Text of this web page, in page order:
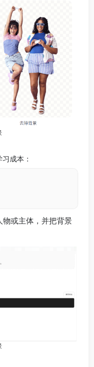
成本：
或主体，并把背景